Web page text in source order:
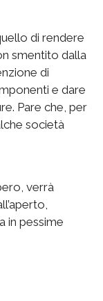
di rendere
smentito dalla
di
e dare
Pare che, per
società
verrà
in pessime